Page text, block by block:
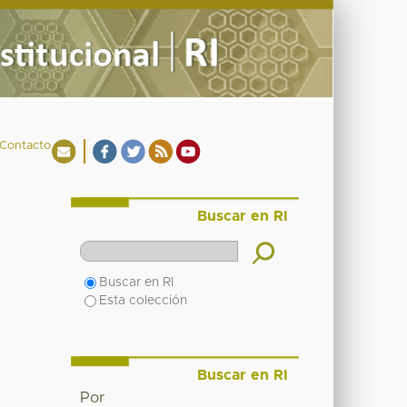
Buscar en RI
Buscar en RI
Esta colección
Buscar en RI
Por